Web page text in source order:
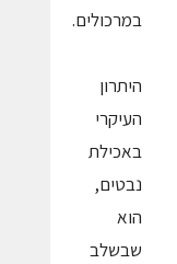
במרכולים.
היתרון
העיקרי
באכילת
נבטים,
הוא
שבשלב